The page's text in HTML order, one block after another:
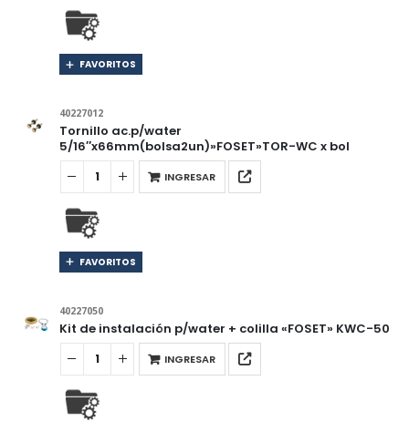
FAVORITOS
40227012
Tornillo ac.p/water
5/16″x66mm(bolsa2un)»FOSET»TOR-WC x bol
INGRESAR
FAVORITOS
40227050
Kit de instalación p/water + colilla «FOSET» KWC-50
INGRESAR